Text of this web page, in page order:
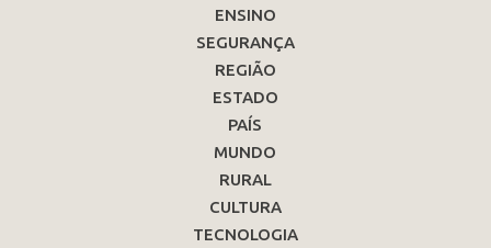
ENSINO
SEGURANÇA
REGIÃO
ESTADO
PAÍS
MUNDO
RURAL
CULTURA
TECNOLOGIA